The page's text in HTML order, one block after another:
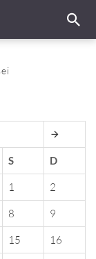
S D
1
2
8
9
15
16